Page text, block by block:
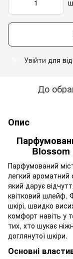
Увійти для
До
Опис
Blossom
Парфумований
легкий
який дарує
квітковий шлейф.
шкірі, швидко
комфорт навіть у
тих, хто шукає
доглянутої шкіри.
Основні